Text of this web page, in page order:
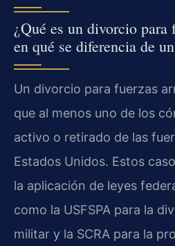
¿Qué es un divorcio para
en qué se diferencia de
Un divorcio para fuerzas
que al menos uno de los
activo o retirado de las
Estados Unidos. Estos
la aplicación de leyes
como la USFSPA para la
militar y la SCRA para la